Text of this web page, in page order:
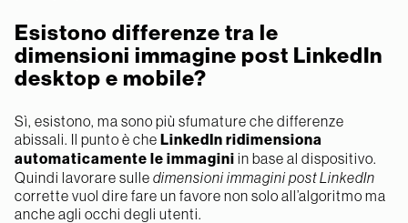
Esistono differenze tra le
dimensioni immagine post LinkedIn
desktop e mobile?
Sì, esistono, ma sono più sfumature che differenze
abissali. Il punto è che LinkedIn ridimensiona
automaticamente le immagini in base al dispositivo.
Quindi lavorare sulle dimensioni immagini post LinkedIn
corrette vuol dire fare un favore non solo all’algoritmo ma
anche agli occhi degli utenti.